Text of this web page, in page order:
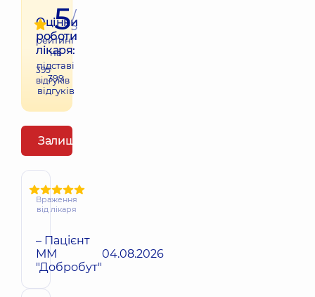
Оцінки
роботи
лікаря:
395
відгуків
5/
5
рейтинг
на
підставі
399
відгуків
Залишити відгук
Враження
від лікаря
– Пацієнт
ММ
"Добробут"
04.08.2026